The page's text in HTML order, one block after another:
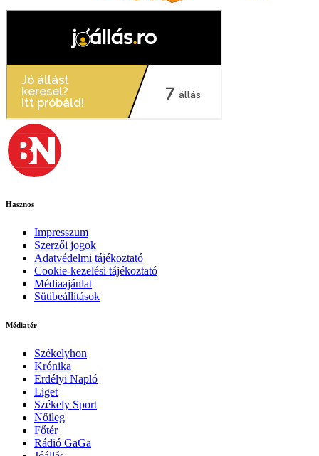
Hasznos
Impresszum
Szerzői jogok
Adatvédelmi tájékoztató
Cookie-kezelési tájékoztató
Médiaajánlat
Sütibeállítások
Médiatér
Székelyhon
Krónika
Erdélyi Napló
Liget
Székely Sport
Nőileg
Főtér
Rádió GaGa